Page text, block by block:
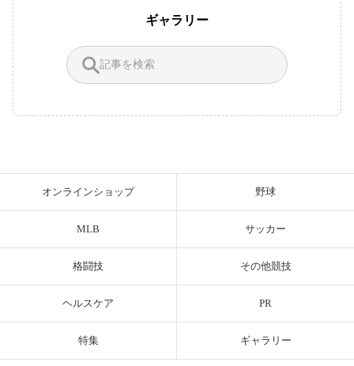
ギャラリー
オンラインショップ 野球
MLB サッカー
格闘技 その他競技
ヘルスケア PR
特集 ギャラリー